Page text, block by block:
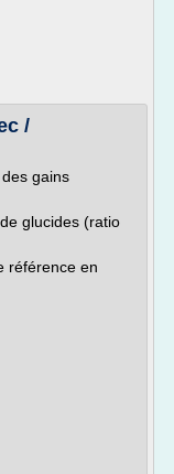
/
gains
glucides (ratio
référence en